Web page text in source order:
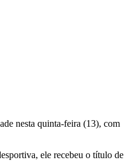
nesta quinta-feira (13), com
ele recebeu o título de